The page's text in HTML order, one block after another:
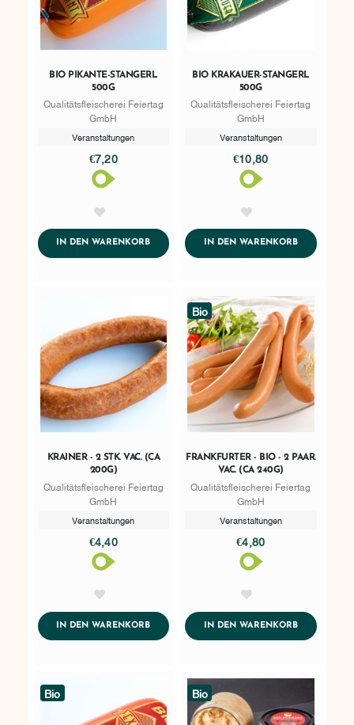
BIO PIKANTE-STANGERL
500G
Qualitätsfleischerei Feiertag
GmbH
Veranstaltungen
€7,20
IN DEN WARENKORBADDTOCART
BIO KRAKAUER-STANGERL
500G
Qualitätsfleischerei Feiertag
GmbH
Veranstaltungen
€10,80
IN DEN WARENKORBADDTOCART
KRAINER - 2 STK. VAC. (CA
200G)
Qualitätsfleischerei Feiertag
GmbH
Veranstaltungen
€4,40
IN DEN WARENKORBADDTOCART
Bio
FRANKFURTER - BIO - 2 PAAR.
VAC. (CA 240G)
Qualitätsfleischerei Feiertag
GmbH
Veranstaltungen
€4,80
IN DEN WARENKORBADDTOCART
Bio Bio